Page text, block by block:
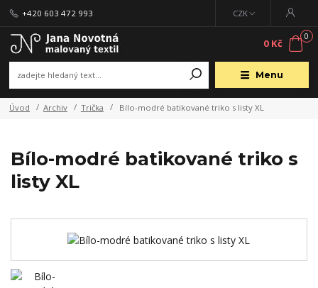
Menu
CZK
+420 603 472 993
0
0 Kč
Úvod Archiv Trička Bílo-modré batikované triko s listy XL
Bílo-modré batikované triko s
listy XL